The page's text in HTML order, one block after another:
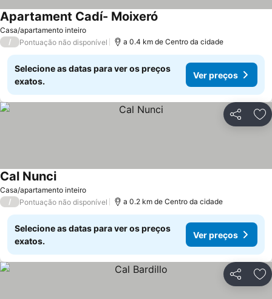
Casa/apartamento inteiro
Apartament Cadí- Moixeró
/ Pontuação não disponível a 0.4 km de Centro da cidade
Selecione as datas para ver os preços
exatos.
Ver preços
Partilhar
Casa/apartamento inteiro
Cal NunciVer preços
/ Pontuação não disponível a 0.2 km de Centro da cidade
Selecione as datas para ver os preços
exatos.
Ver preços
Partilhar